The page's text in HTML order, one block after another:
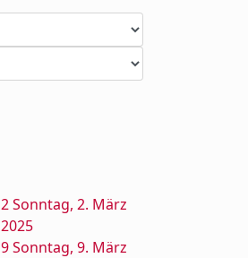
2Sonntag, 2. März
2025
9Sonntag, 9. März